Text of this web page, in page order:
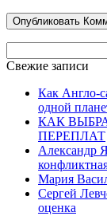
Свежие записи
Как Англо-
одной
КАК
ПЕРЕПЛАТ
Александр
Мария
Сергей
оценка